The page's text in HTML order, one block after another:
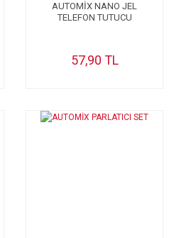
AUTOMİX NANO JEL
TELEFON TUTUCU
57,90 TL